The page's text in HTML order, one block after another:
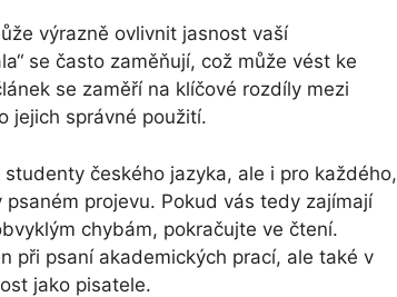
výrazně ovlivnit jasnost vaší
se často zaměňují, což může vést ke
se zaměří na klíčové rozdíly mezi
jejich správné použití.
českého jazyka, ale i pro každého,
projevu. Pokud vás tedy zajímají
chybám, pokračujte ve čtení.
při psaní akademických prací, ale také v
jako pisatele.